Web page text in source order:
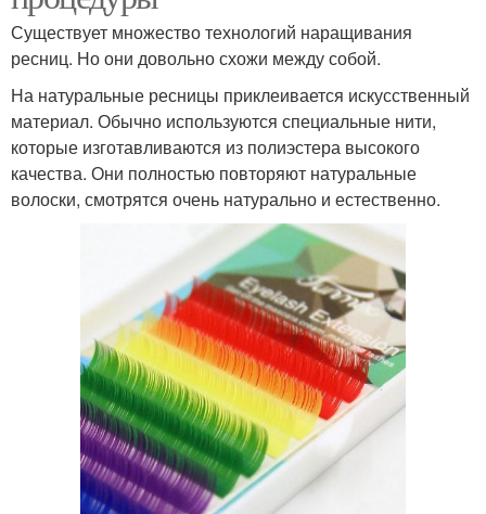
Существует множество технологий наращивания
ресниц. Но они довольно схожи между собой.
На натуральные ресницы приклеивается искусственный
материал. Обычно используются специальные нити,
которые изготавливаются из полиэстера высокого
качества. Они полностью повторяют натуральные
волоски, смотрятся очень натурально и естественно.